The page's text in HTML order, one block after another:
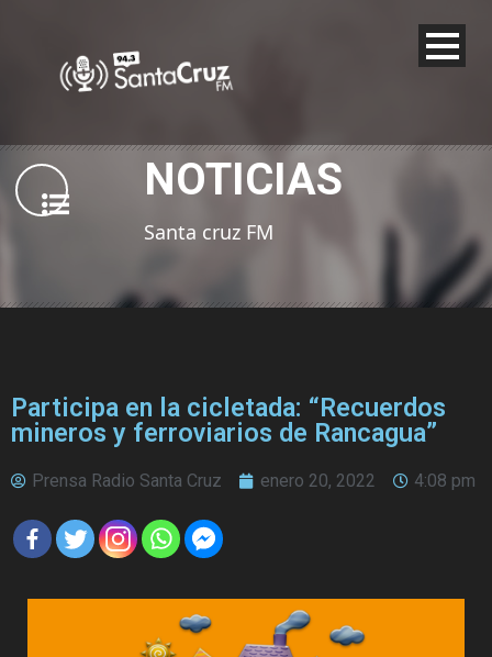
NOTICIAS
Santa cruz FM
Participa en la cicletada: “Recuerdos
mineros y ferroviarios de Rancagua”
Prensa Radio Santa Cruz enero 20, 2022 4:08 pm